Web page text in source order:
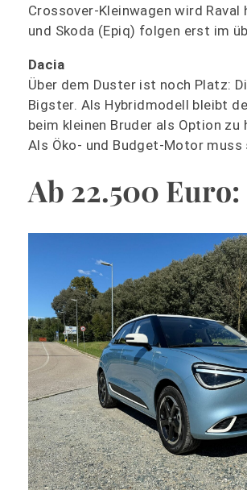
Crossover-Kleinwagen wird
und Skoda (Epiq) folgen erst im
Dacia
Über dem Duster ist noch Platz:
Bigster. Als Hybridmodell bleibt
beim kleinen Bruder als Option
Als Öko- und Budget-Motor
Ab 22.500